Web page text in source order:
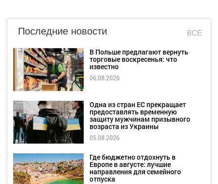
Последние новости ВСЕ
В Польше предлагают вернуть
торговые воскресенья: что
известно
06.08.2026
Одна из стран ЕС прекращает
предоставлять временную
защиту мужчинам призывного
возраста из Украины
05.08.2026
Где бюджетно отдохнуть в
Европе в августе: лучшие
направления для семейного
отпуска